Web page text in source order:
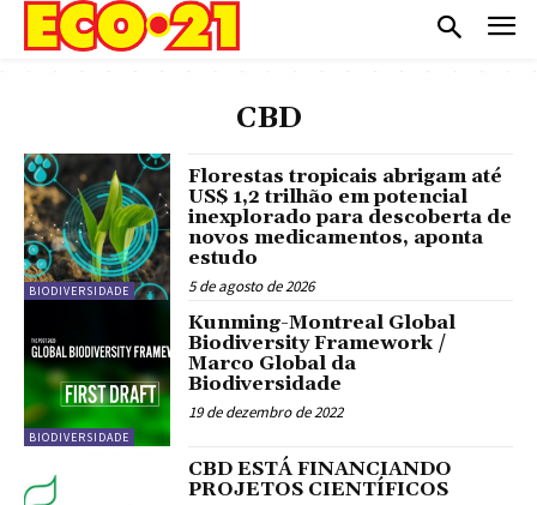
CBD
BIODIVERSIDADE
Florestas tropicais abrigam até
US$ 1,2 trilhão em potencial
inexplorado para descoberta de
novos medicamentos, aponta
estudo
5 de agosto de 2026
BIODIVERSIDADE
Kunming-Montreal Global
Biodiversity Framework /
Marco Global da
Biodiversidade
19 de dezembro de 2022
CBD ESTÁ FINANCIANDO
PROJETOS CIENTÍFICOS